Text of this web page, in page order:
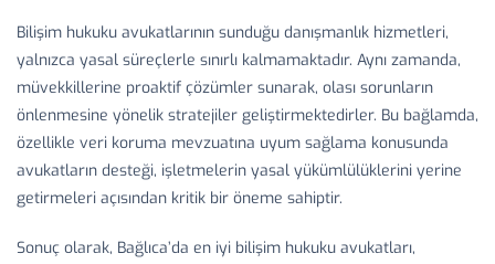
Bilişim hukuku avukatlarının sunduğu danışmanlık hizmetleri,
yalnızca yasal süreçlerle sınırlı kalmamaktadır. Aynı zamanda,
müvekkillerine proaktif çözümler sunarak, olası sorunların
önlenmesine yönelik stratejiler geliştirmektedirler. Bu bağlamda,
özellikle veri koruma mevzuatına uyum sağlama konusunda
avukatların desteği, işletmelerin yasal yükümlülüklerini yerine
getirmeleri açısından kritik bir öneme sahiptir.
Sonuç olarak, Bağlıca’da en iyi bilişim hukuku avukatları,